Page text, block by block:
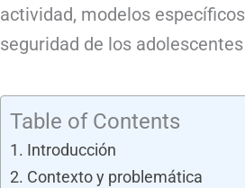
actividad, modelos
seguridad de los
Table of Contents
Introducción
Contexto y problemática